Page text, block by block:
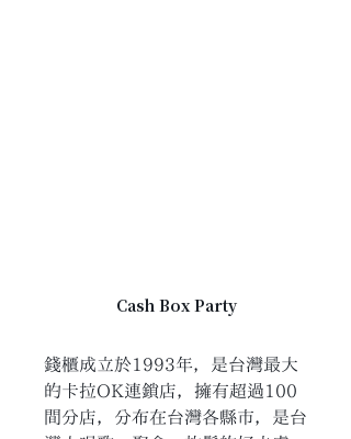
Cash Box Party
錢櫃成立於1993年，是台灣最大
的卡拉OK連鎖店，擁有超過100
間分店，分布在台灣各縣市，是台